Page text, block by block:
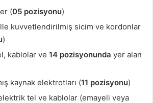
(05 pozisyonu)
kuvvetlendirilmiş sicim ve kordonlar
)
kablolar ve 14 pozisyonunda yer alan
kaynak elektrotları (11 pozisyonu)
tel ve kablolar (emayeli veya